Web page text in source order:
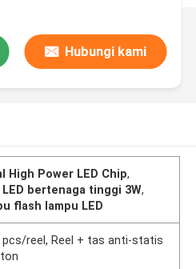
Hubungi kami
High Power LED Chip,
LED bertenaga tinggi 3W,
flash lampu LED
pcs/reel, Reel + tas anti-statis